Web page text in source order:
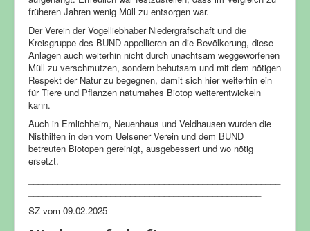
früheren Jahren wenig Müll zu entsorgen war.
Der Verein der Vogelliebhaber Niedergrafschaft und die
Kreisgruppe des BUND appellieren an die Bevölkerung, diese
Anlagen auch weiterhin nicht durch unachtsam weggeworfenen
Müll zu verschmutzen, sondern behutsam und mit dem nötigen
Respekt der Natur zu begegnen, damit sich hier weiterhin ein
für Tiere und Pflanzen naturnahes Biotop weiterentwickeln
kann.
Auch in Emlichheim, Neuenhaus und Veldhausen wurden die
Nisthilfen in den vom Uelsener Verein und dem BUND
betreuten Biotopen gereinigt, ausgebessert und wo nötig
ersetzt.
SZ vom 09.02.2025